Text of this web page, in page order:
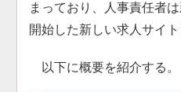
まっており、人事責任者
開始した新しい求人サイト
以下に概要を紹介する。